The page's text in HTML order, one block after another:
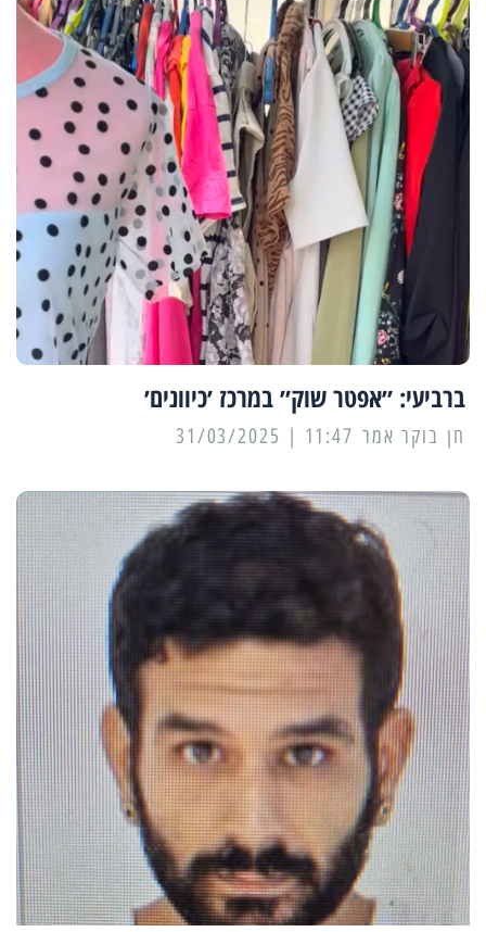
ברביעי: ״אפטר שוק״ במרכז ׳כיוונים׳
11:47 | 31/03/2025